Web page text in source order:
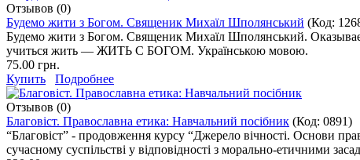
Отзывов (0)
Будемо жити з Богом. Священик Михаїл Шполянський (Код:
Будемо жити з Богом. Священик Михаїл Шполянський.
учиться жить — ЖИТЬ С БОГОМ. Українською мовою.
75.00 грн.
Купить
Подробнее
Отзывов (0)
Благовіст. Православна етика: Навчальний посібник (Код: 0891)
“Благовіст” - продовження курсу “Джерело вічності. Основи
сучасному суспільстві у відповідності з морально-етичними